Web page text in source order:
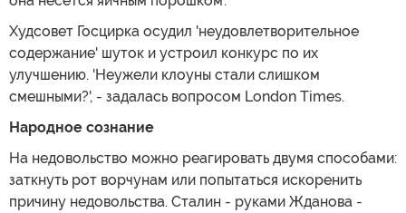
Худсовет Госцирка осудил 'неудовлетворительное
содержание' шуток и устроил конкурс по их
улучшению. 'Неужели клоуны стали слишком
смешными?', - задалась вопросом London Times.
Народное сознание
На недовольство можно реагировать двумя способами:
заткнуть рот ворчунам или попытаться искоренить
причину недовольства. Сталин - руками Жданова -